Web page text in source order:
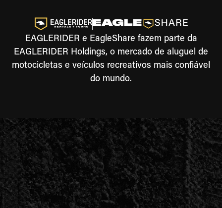
EAGLERIDER e EagleShare fazem parte da
EAGLERIDER Holdings, o mercado de aluguel de
motocicletas e veículos recreativos mais confiável
do mundo.